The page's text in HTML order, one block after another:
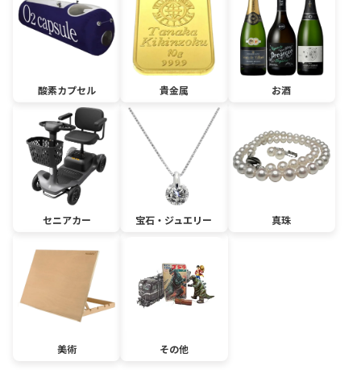
酸素カプセル 貴金属 お酒
セニアカー 宝石・ジュエリー 真珠
美術 その他